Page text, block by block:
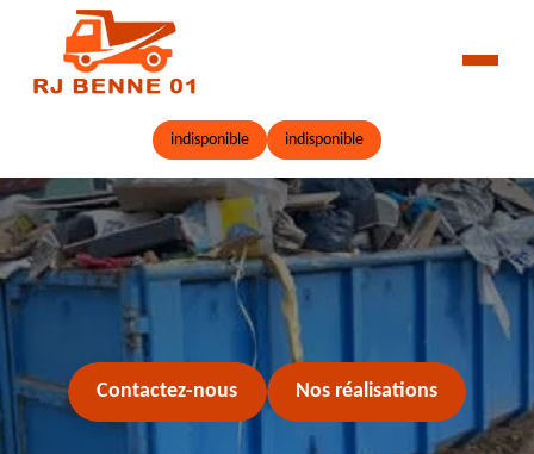
indisponible indisponible
Contactez-nous Nos réalisations